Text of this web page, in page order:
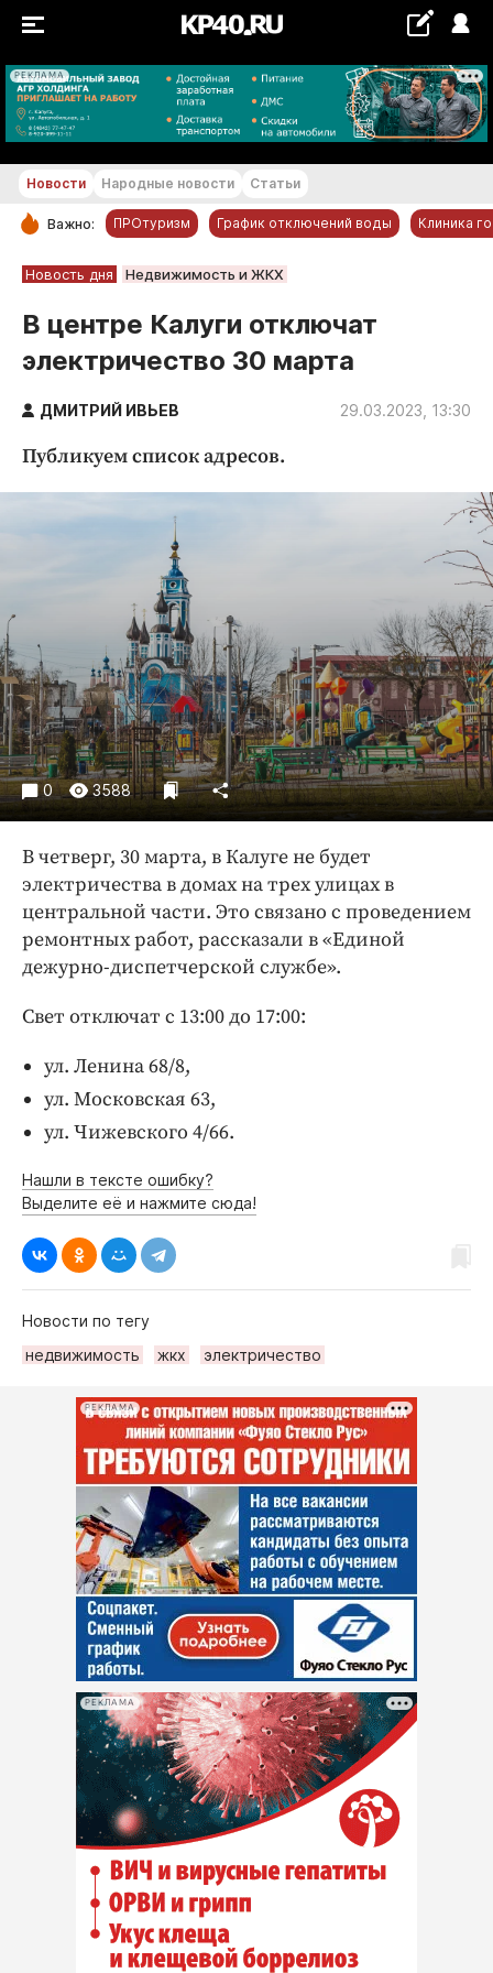
РЕКЛАМА
+22...+23 °С
РУБРИКИ
Новости компаний
Статьи
Народные новости
Благоустройство
Недвижимость и ЖКХ
Образование
Общество
Погода
Праздники
Происшествия
Спорт
Экономика и бизнес
ПРОЕКТЫ
Блоги
Издания
Медиаперсона
Клиника года
Бренд года
Работодатель года
Новости Народные новости Статьи
Важно: ПРОтуризм График отключений воды Клиника
Новость дня Недвижимость и ЖКХ
В центре Калуги отключат
электричество 30 марта
ДМИТРИЙ ИВЬЕВ 29.03.2023, 13:30
Публикуем список адресов.
0 3588
В четверг, 30 марта, в Калуге не будет
электричества в домах на трех улицах в
центральной части. Это связано с проведением
ремонтных работ, рассказали в «Единой
дежурно-диспетчерской службе».
Свет отключат с 13:00 до 17:00:
ул. Ленина 68/8,
ул. Московская 63,
ул. Чижевского 4/66.
Нашли в тексте ошибку?
Выделите её и нажмите сюда!
Новости по тегу
недвижимость
жкх электричество
РЕКЛАМА
РЕКЛАМА